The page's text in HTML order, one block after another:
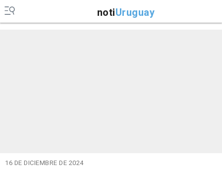
notiUruguay
16 DE DICIEMBRE DE 2024